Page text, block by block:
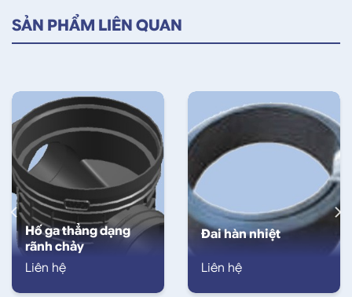
SẢN PHẨM LIÊN QUAN
Hố ga thẳng dạng
rãnh chảy
Liên hệ
Đai hàn nhiệt
Liên hệ